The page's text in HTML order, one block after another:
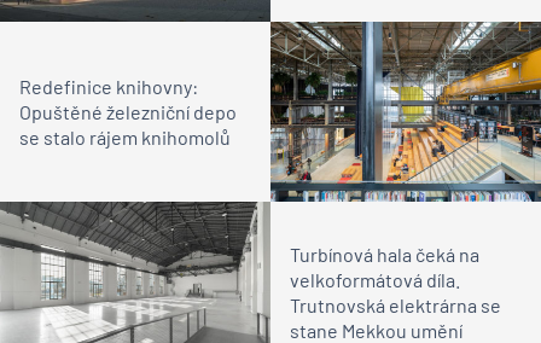
Redefinice knihovny:
Opuštěné železniční depo
se stalo rájem knihomolů
Turbínová hala čeká na
velkoformátová díla.
Trutnovská elektrárna se
stane Mekkou umění